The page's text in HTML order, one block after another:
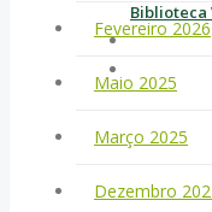
Biblioteca
Fevereiro 2026
Maio 2025
Março 2025
Dezembro